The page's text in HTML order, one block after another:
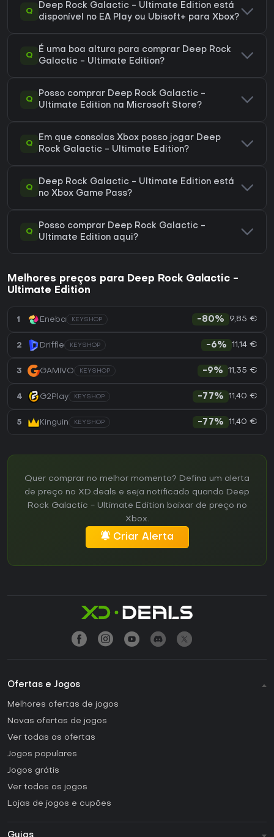
Q
Deep Rock Galactic - Ultimate Edition está
disponível no EA Play ou Ubisoft+ para Xbox?
Q
É uma boa altura para comprar Deep Rock
Galactic - Ultimate Edition?
Q
Posso comprar Deep Rock Galactic -
Ultimate Edition na Microsoft Store?
Q
Em que consolas Xbox posso jogar Deep
Rock Galactic - Ultimate Edition?
Q
Deep Rock Galactic - Ultimate Edition está
no Xbox Game Pass?
Q
Posso comprar Deep Rock Galactic -
Ultimate Edition aqui?
Melhores preços para Deep Rock Galactic -
Ultimate Edition
1 Eneba KEYSHOP -80% 9,85 €
2 Driffle KEYSHOP -6% 11,14 €
3 GAMIVO KEYSHOP -9% 11,35 €
4 G2Play KEYSHOP -77% 11,40 €
5 Kinguin KEYSHOP -77% 11,40 €
Quer comprar no melhor momento? Defina um alerta
de preço no XD.deals e seja notificado quando Deep
Rock Galactic - Ultimate Edition baixar de preço no
Xbox.
Criar Alerta
Ofertas e Jogos
Melhores ofertas de jogos
Novas ofertas de jogos
Ver todas as ofertas
Jogos populares
Jogos grátis
Ver todos os jogos
Lojas de jogos e cupões